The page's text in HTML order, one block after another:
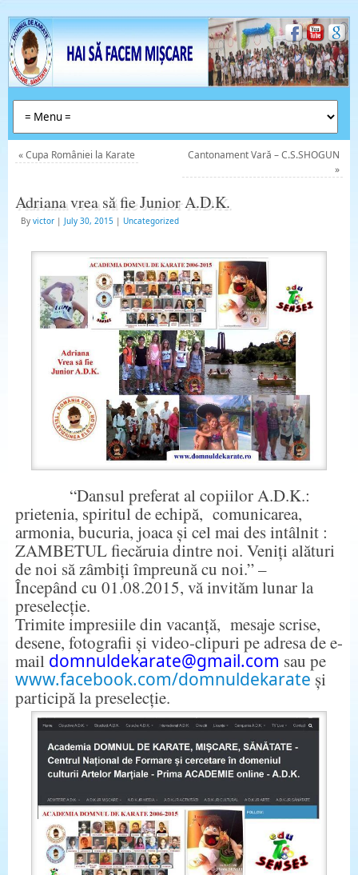
«Cupa României la Karate
Cantonament Vară – C.S.SHOGUN
»
Adriana vrea să fie Junior A.D.K.
By victor | July 30, 2015 | Uncategorized
“Dansul preferat al copiilor A.D.K.:
prietenia, spiritul de echipă, comunicarea,
armonia, bucuria, joaca și cel mai des intâlnit :
ZAMBETUL fiecăruia dintre noi. Veniți alături
de noi să zâmbiți împreună cu noi.” –
Începând cu 01.08.2015, vă invităm lunar la
preselecție.
Trimite impresiile din vacanță, mesaje scrise,
desene, fotografii și video-clipuri pe adresa de e-
mail domnuldekarate@gmail.com sau pe
www.facebook.com/domnuldekarateși
participă la preselecție.